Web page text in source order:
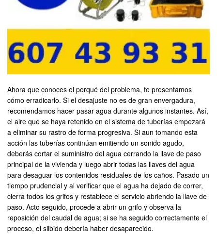
Ahora que conoces el porqué del problema, te presentamos
cómo erradicarlo. Si el desajuste no es de gran envergadura,
recomendamos hacer pasar agua durante algunos instantes. Así,
el aire que se haya retenido en el sistema de tuberías empezará
a eliminar su rastro de forma progresiva. Si aun tomando esta
acción las tuberías continúan emitiendo un sonido agudo,
deberás cortar el suministro del agua cerrando la llave de paso
principal de la vivienda y luego abrir todas las llaves del agua
para desaguar los contenidos residuales de los caños. Pasado un
tiempo prudencial y al verificar que el agua ha dejado de correr,
cierra todos los grifos y restablece el servicio abriendo la llave de
paso. Acto seguido, procede a abrir un grifo y observa la
reposición del caudal de agua; si se ha seguido correctamente el
proceso, el silbido debería haber desaparecido.